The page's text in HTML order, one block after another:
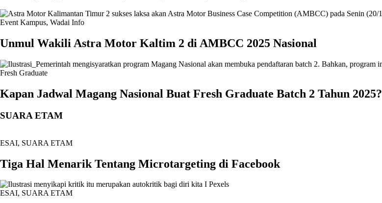
Event Kampus, Wadai Info
Unmul Wakili Astra Motor Kaltim 2 di AMBCC 2025 Nasional
Fresh Graduate
Kapan Jadwal Magang Nasional Buat Fresh Graduate Batch 2 Tahun 2025?
SUARA ETAM
ESAI, SUARA ETAM
Tiga Hal Menarik Tentang Microtargeting di Facebook
ESAI, SUARA ETAM